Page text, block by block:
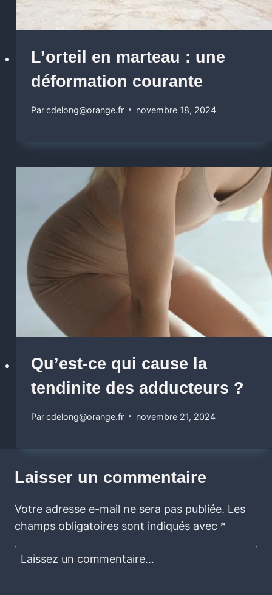
L’orteil en marteau : une
déformation courante
Parcdelong@orange.fr novembre 18, 2024
Qu’est-ce qui cause la
tendinite des adducteurs ?
Parcdelong@orange.fr novembre 21, 2024
Laisser un commentaire
Votre adresse e-mail ne sera pas publiée. Les
champs obligatoires sont indiqués avec *